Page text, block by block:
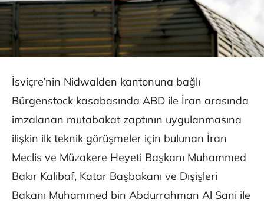
İsviçre’nin Nidwalden kantonuna bağlı
Bürgenstock kasabasında ABD ile İran arasında
imzalanan mutabakat zaptının uygulanmasına
ilişkin ilk teknik görüşmeler için bulunan İran
Meclis ve Müzakere Heyeti Başkanı Muhammed
Bakır Kalibaf, Katar Başbakanı ve Dışişleri
Bakanı Muhammed bin Abdurrahman Al Sani ile